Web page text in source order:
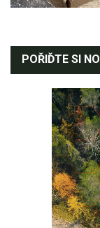
POŘIĎTE SI